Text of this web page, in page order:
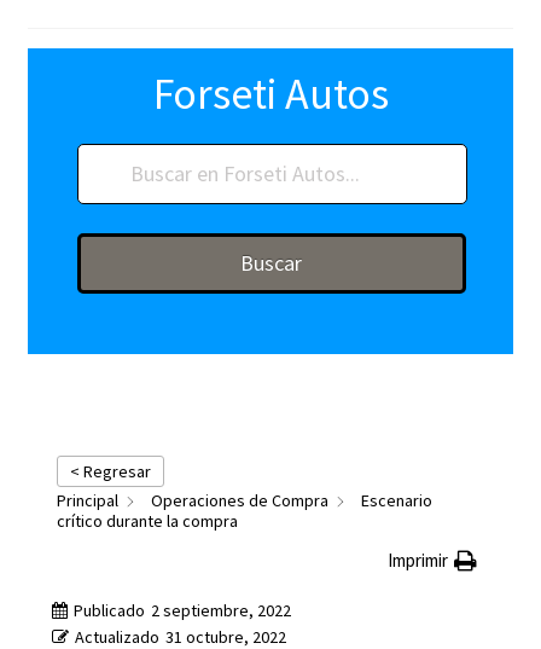
Forseti Autos
Buscar
< Regresar
Principal
Operaciones de Compra
Escenario
crítico durante la compra
Imprimir
Publicado 2 septiembre, 2022
Actualizado 31 octubre, 2022